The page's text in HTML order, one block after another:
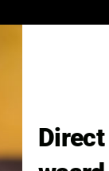
Volledige